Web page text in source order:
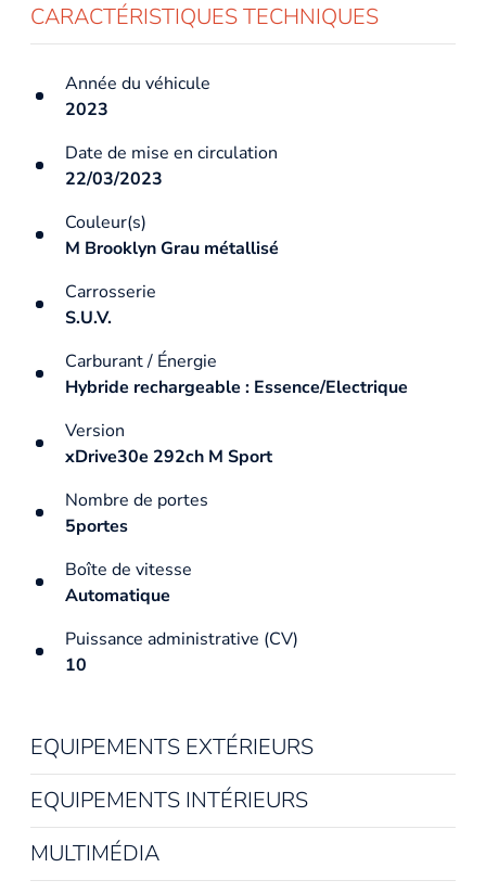
CARACTÉRISTIQUES TECHNIQUES
Année du véhicule
2023
Date de mise en circulation
22/03/2023
Couleur(s)
M Brooklyn Grau métallisé
Carrosserie
S.U.V.
Carburant / Énergie
Hybride rechargeable : Essence/Electrique
Version
xDrive30e 292ch M Sport
Nombre de portes
5portes
Boîte de vitesse
Automatique
Puissance administrative (CV)
10
EQUIPEMENTS EXTÉRIEURS
EQUIPEMENTS INTÉRIEURS
MULTIMÉDIA